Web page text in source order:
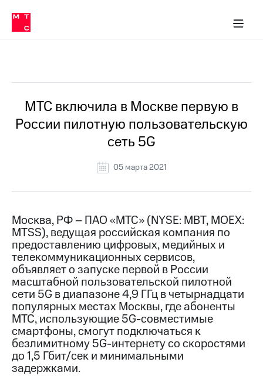
Медиа-центр
и акционерам
Устойчивое развитие
Комплаенс и деловая этика
компании
Карьера
История
компании
информация
Контакты
Медиа-центр
Пресс-
релизы
МТС
о технологиях
Достижения
Интервью
Финансовая
отчетность
в МТС
Пресс-
релизы
о технологиях
МТС включила в Москве первую в
России пилотную пользовательскую
сеть 5G
05 марта 2021
Москва, РФ – ПАО «МТС» (NYSE: MBT, MOEX:
MTSS), ведущая российская компания по
предоставлению цифровых, медийных и
телекоммуникационных сервисов,
объявляет о запуске первой в России
масштабной пользовательской пилотной
сети 5G в диапазоне 4,9 ГГц в четырнадцати
популярных местах Москвы, где абоненты
МТС, использующие 5G-совместимые
смартфоны, смогут подключаться к
безлимитному 5G-интернету со скоростями
до 1,5 Гбит/cек и минимальными
задержками.